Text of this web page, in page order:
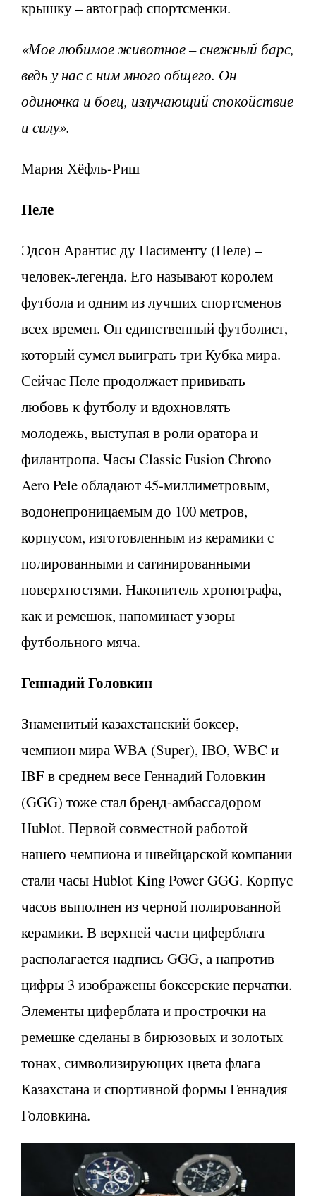
крышку – автограф спортсменки.
«Мое любимое животное – снежный барс,
ведь у нас с ним много общего. Он
одиночка и боец, излучающий спокойствие
и силу».
Мария Хёфль-Риш
Пеле
Эдсон Арантис ду Насименту (Пеле) –
человек-легенда. Его называют королем
футбола и одним из лучших спортсменов
всех времен. Он единственный футболист,
который сумел выиграть три Кубка мира.
Сейчас Пеле продолжает прививать
любовь к футболу и вдохновлять
молодежь, выступая в роли оратора и
филантропа. Часы Classic Fusion Chrono
Aero Pele обладают 45-миллиметровым,
водонепроницаемым до 100 метров,
корпусом, изготовленным из керамики с
полированными и сатинированными
поверхностями. Накопитель хронографа,
как и ремешок, напоминает узоры
футбольного мяча.
Геннадий Головкин
Знаменитый казахстанский боксер,
чемпион мира WBA (Super), IBO, WBC и
IBF в среднем весе Геннадий Головкин
(GGG) тоже стал бренд-амбассадором
Hublot. Первой совместной работой
нашего чемпиона и швейцарской компании
стали часы Hublot King Power GGG. Корпус
часов выполнен из черной полированной
керамики. В верхней части циферблата
располагается надпись GGG, а напротив
цифры 3 изображены боксерские перчатки.
Элементы циферблата и прострочки на
ремешке сделаны в бирюзовых и золотых
тонах, символизирующих цвета флага
Казахстана и спортивной формы Геннадия
Головкина.